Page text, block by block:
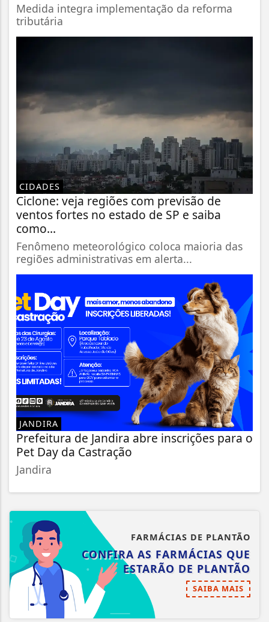
Medida integra implementação da reforma
tributária
CIDADES
Ciclone: veja regiões com previsão de
ventos fortes no estado de SP e saiba
como...
Fenômeno meteorológico coloca maioria das
regiões administrativas em alerta...
JANDIRA
Prefeitura de Jandira abre inscrições para o
Pet Day da Castração
Jandira
FARMÁCIAS DE PLANTÃO
CONFIRA AS FARMÁCIAS QUE
ESTARÃO DE PLANTÃO
SAIBA MAIS